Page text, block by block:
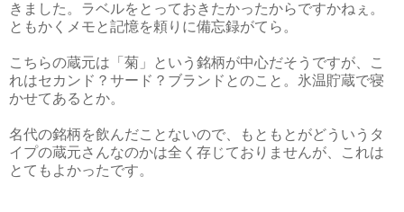
きました。ラベルをとっておきたかったからですかねぇ。
ともかくメモと記憶を頼りに備忘録がてら。
こちらの蔵元は「菊」という銘柄が中心だそうですが、こ
れはセカンド？サード？ブランドとのこと。氷温貯蔵で寝
かせてあるとか。
名代の銘柄を飲んだことないので、もともとがどういうタ
イプの蔵元さんなのかは全く存じておりませんが、これは
とてもよかったです。